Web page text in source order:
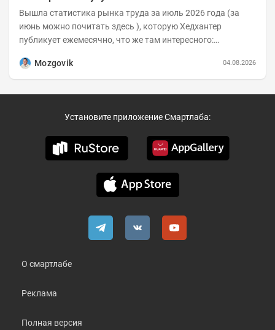
Вышла статистика рынка труда за июль 2026 года (за
июнь можно почитать здесь ), которую Хедхантер
публикует ежемесячно, что же там интересного:
Mozgovik
04.08.2026
Установите приложение Смартлаба:
О смартлабе
Реклама
Полная версия